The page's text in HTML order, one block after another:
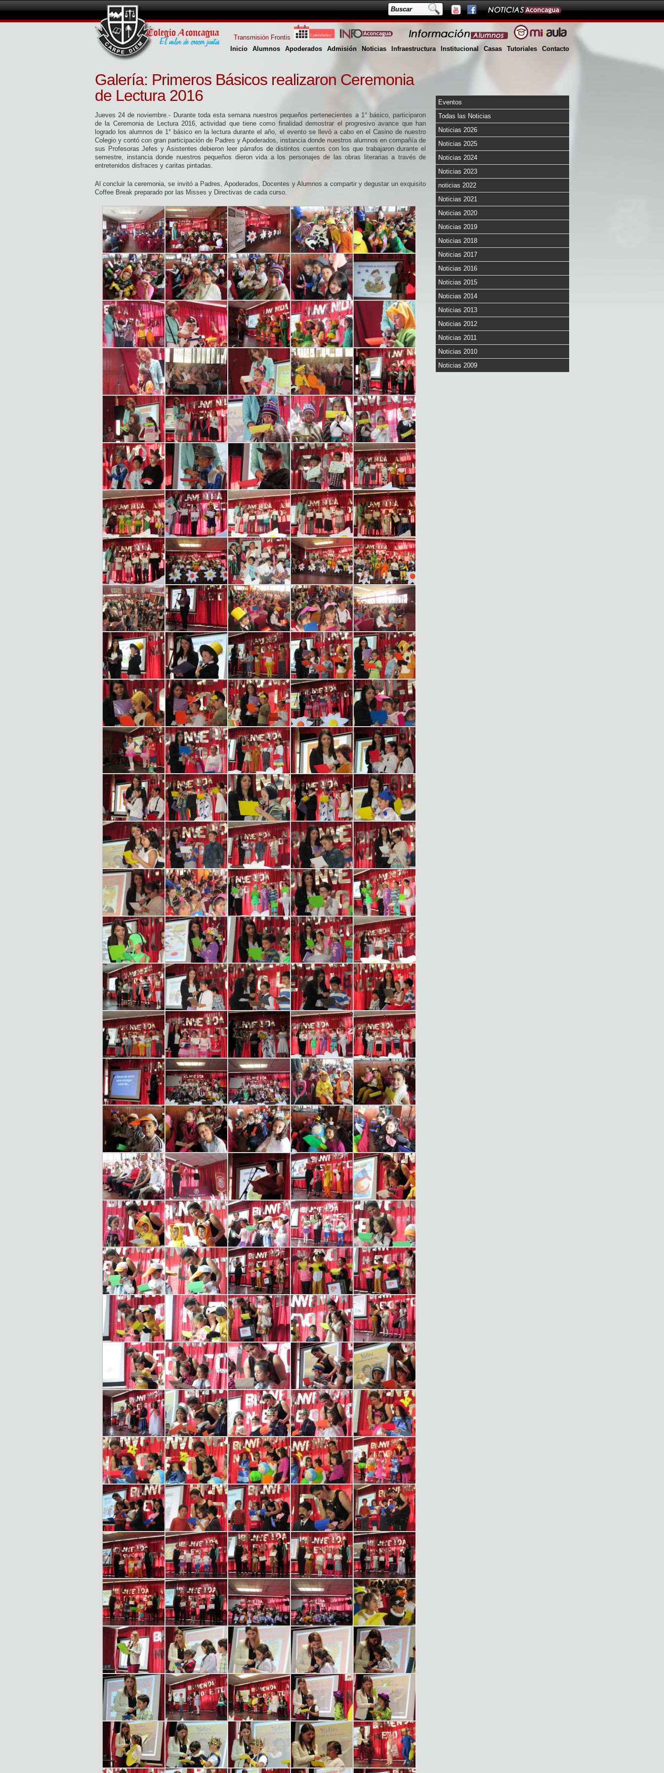
Inicio Alumnos Apoderados Admisión Noticias Infraestructura Institucional Casas Tutoriales Contacto
Transmisión Frontis
Galería: Primeros Básicos realizaron Ceremonia
de Lectura 2016
Jueves 24 de noviembre.- Durante toda esta semana nuestros pequeños pertenecientes a 1° básico, participaron
de la Ceremonia de Lectura 2016, actividad que tiene como finalidad demostrar el progresivo avance que han
logrado los alumnos de 1° básico en la lectura durante el año, el evento se llevó a cabo en el Casino de nuestro
Colegio y contó con gran participación de Padres y Apoderados, instancia donde nuestros alumnos en compañía de
sus Profesoras Jefes y Asistentes debieron leer párrafos de distintos cuentos con los que trabajaron durante el
semestre, instancia donde nuestros pequeños dieron vida a los personajes de las obras literarias a través de
entretenidos disfraces y caritas pintadas.
Al concluir la ceremonia, se invitó a Padres, Apoderados, Docentes y Alumnos a compartir y degustar un exquisito
Coffee Break preparado por las Misses y Directivas de cada curso.
Eventos
Todas las Noticias
Noticias 2026
Noticias 2025
Noticias 2024
Noticias 2023
noticias 2022
Noticias 2021
Noticias 2020
Noticias 2019
Noticias 2018
Noticias 2017
Noticias 2016
Noticias 2015
Noticias 2014
Noticias 2013
Noticias 2012
Noticias 2011
Noticias 2010
Noticias 2009